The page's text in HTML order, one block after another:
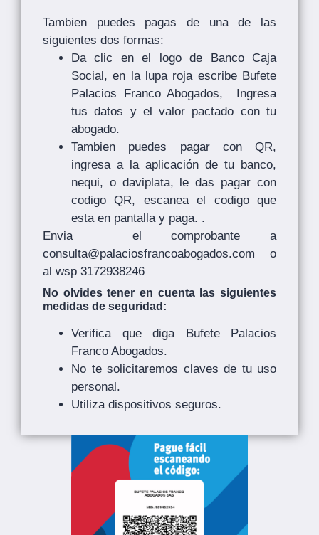
Tambien puedes pagas de una de las
siguientes dos formas:
Da clic en el logo de Banco Caja
Social, en la lupa roja escribe Bufete
Palacios Franco Abogados, Ingresa
tus datos y el valor pactado con tu
abogado.
Tambien puedes pagar con QR,
ingresa a la aplicación de tu banco,
nequi, o daviplata, le das pagar con
codigo QR, escanea el codigo que
esta en pantalla y paga. .
Envia el comprobante a
consulta@palaciosfrancoabogados.com o
al wsp 3172938246
No olvides tener en cuenta las siguientes
medidas de seguridad:
Verifica que diga Bufete Palacios
Franco Abogados.
No te solicitaremos claves de tu uso
personal.
Utiliza dispositivos seguros.